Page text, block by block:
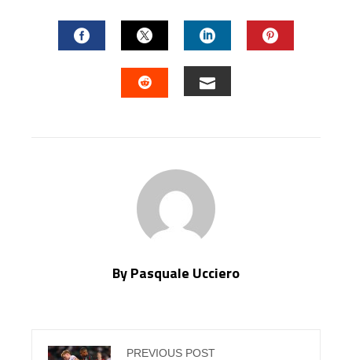
FACEBOOKTWITTERLINKEDIN
By Pasquale Ucciero
PREVIOUS POST